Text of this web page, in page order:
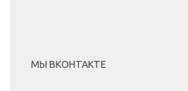
МЫ ВКОНТАКТЕ